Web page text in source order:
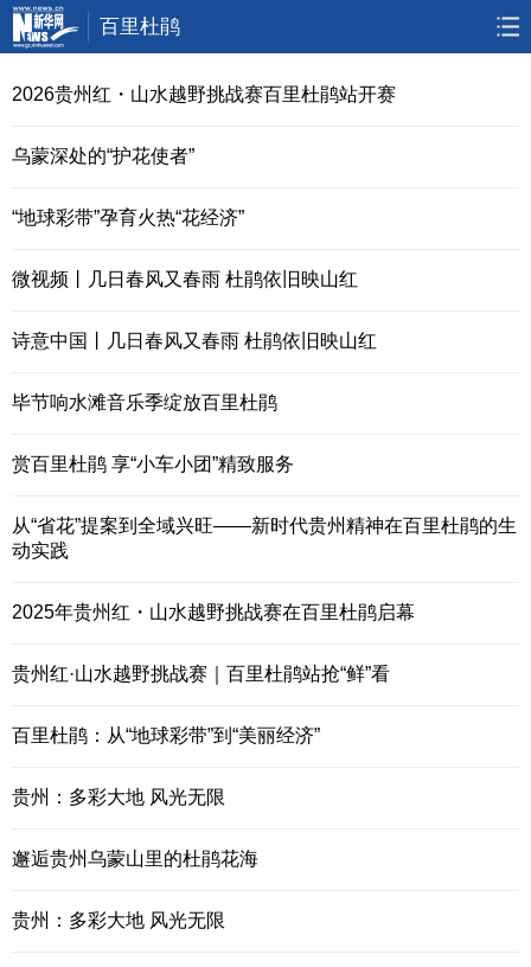
百里杜鹃
首页 要闻 政务
廉政 乡村振兴
视频 直播
无人机
2026贵州红・山水越野挑战赛百里杜鹃站开赛
乌蒙深处的“护花使者”
“地球彩带”孕育火热“花经济”
微视频丨几日春风又春雨 杜鹃依旧映山红
诗意中国丨几日春风又春雨 杜鹃依旧映山红
毕节响水滩音乐季绽放百里杜鹃
赏百里杜鹃 享“小车小团”精致服务
从“省花”提案到全域兴旺——新时代贵州精神在百里杜鹃的生
动实践
2025年贵州红・山水越野挑战赛在百里杜鹃启幕
贵州红·山水越野挑战赛｜百里杜鹃站抢“鲜”看
百里杜鹃：从“地球彩带”到“美丽经济”
贵州：多彩大地 风光无限
邂逅贵州乌蒙山里的杜鹃花海
贵州：多彩大地 风光无限